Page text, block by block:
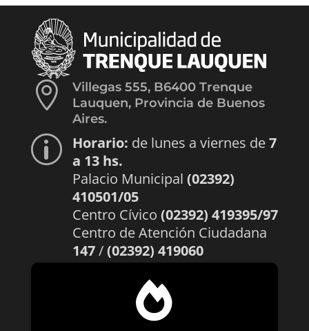

Villegas 555, B6400 Trenque
Lauquen, Provincia de Buenos
Aires.
p Horario: de lunes a viernes de7
a 13 hs.
Palacio Municipal (02392)
410501/05
Centro Cívico (02392) 419395/97
Centro de Atención Ciudadana
147/(02392) 419060
